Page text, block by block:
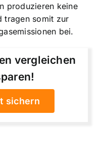
produzieren keine
tragen somit zur
bei.
vergleichen
sichern